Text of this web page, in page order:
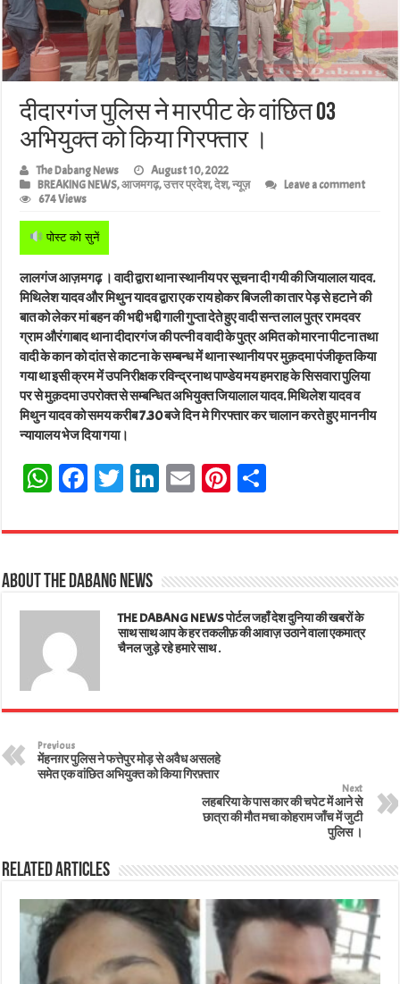
दीदारगंज पुलिस ने मारपीट के वांछित 03
अभियुक्त को किया गिरफ्तार ।
The Dabang News
August 10, 2022
BREAKING NEWS,आजमगढ़,उत्तर प्रदेश,देश,न्यूज़
Leave a comment
674 Views
पोस्ट को सुनें
लालगंज आज़मगढ़ । वादी द्वारा थाना स्थानीय पर सूचना दी गयी की जियालाल यादव.
मिथिलेश यादव और मिथुन यादव द्वारा एक राय होकर बिजली का तार पेड़ से हटाने की
बात को लेकर मां बहन की भद्दी भद्दी गाली गुप्ता देते हुए वादी सन्त लाल पुत्र रामदवर
ग्राम औरंगाबाद थाना दीदारगंज की पत्नी व वादी के पुत्र अमित को मारना पीटना तथा
वादी के कान को दांत से काटना के सम्बन्ध में थाना स्थानीय पर मुक़दमा पंजीकृत किया
गया था इसी क्रम में उपनिरीक्षक रविन्द्रनाथ पाण्डेय मय हमराह के सिसवारा पुलिया
पर से मुक़दमा उपरोक्त से सम्बन्धित अभियुक्त जियालाल यादव. मिथिलेश यादव व
मिथुन यादव को समय करीब 7.30 बजे दिन मे गिरफ्तार कर चालान करते हुए माननीय
न्यायालय भेज दिया गया।
W
ts
A
pp
Fa
bo
ok
T
tt
er
Li
ed
E
ail
Pi
er
t
e
About The Dabang News
THE DABANG NEWS पोर्टल जहाँ देश दुनिया की खबरों के
साथ साथ आप के हर तकलीफ़ की आवाज़ उठाने वाला एकमात्र
चैनल जुड़े रहे हमारे साथ .
Previous
मेंहनग़र पुलिस ने फत्तेपुर मोड़ से अवैध असलहे
समेत एक वांछित अभियुक्त को किया गिरफ़्तार
Next
लहबरिया के पास कार की चपेट में आने से
छात्रा की मौत मचा कोहराम जाँच में जुटी
पुलिस ।
Related Articles